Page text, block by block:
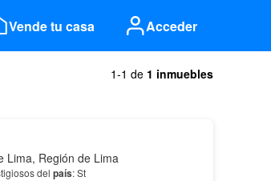
Vende tu casa Acceder
1-1 de 1 inmuebles
Lima, Región de Lima
del país: St